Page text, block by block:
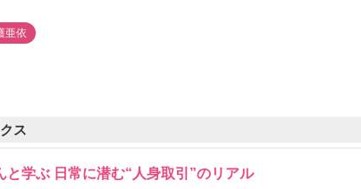
亜依
ス
と学ぶ 日常に潜む“人身取引”のリアル